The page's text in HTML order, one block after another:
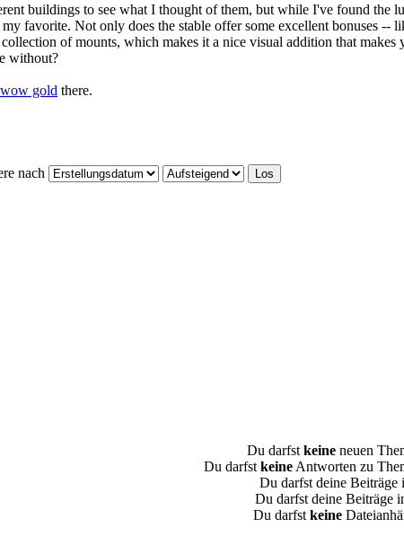
buildings to see what I thought of them, but while I've found the
favorite. Not only does the stable offer some excellent bonuses --
of mounts, which makes it a nice visual addition that makes
without?
gold there.
nach
Du darfst keine neuen
Du darfst keine Antworten zu
Du darfst deine Beiträge
Du darfst deine Beiträge
Du darfst keine